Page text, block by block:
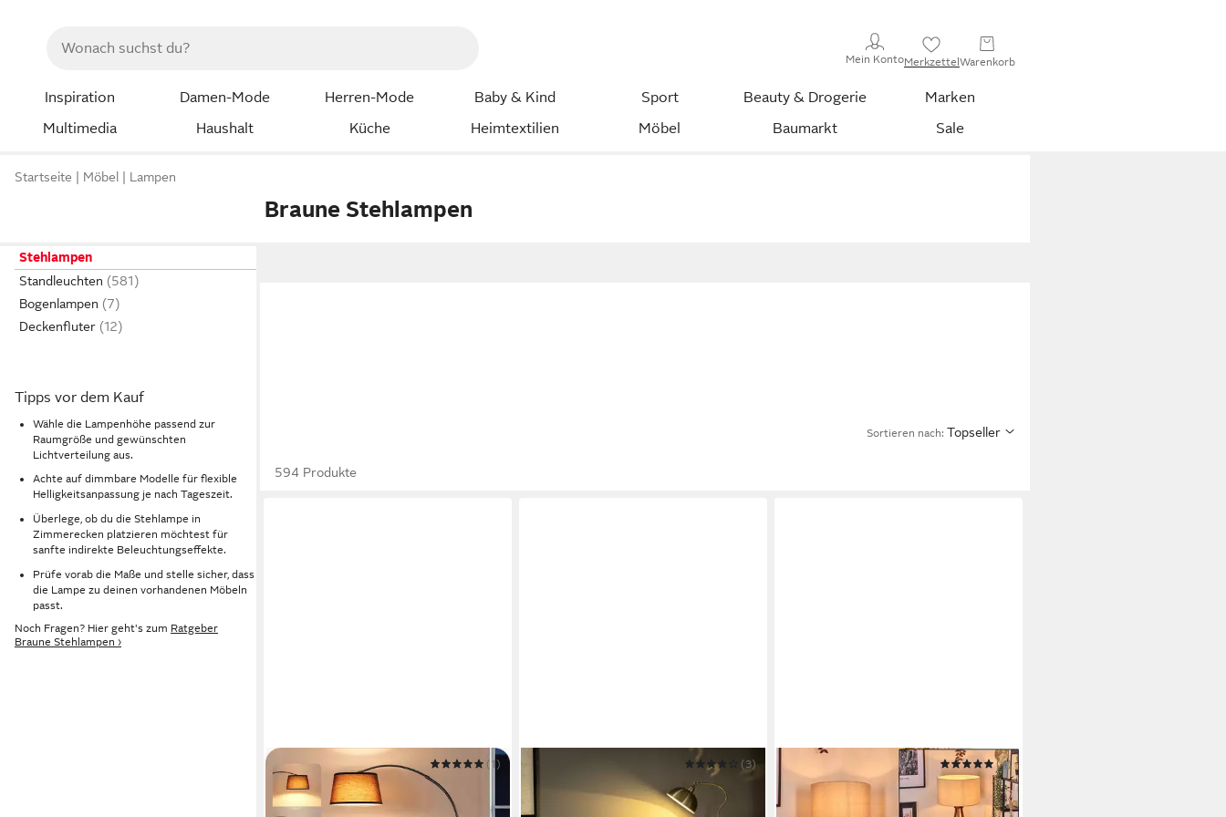
Mein KontoMerkzettelWarenkorb
Inspiration Damen-Mode Herren-Mode Baby & Kind Sport Beauty & Drogerie
Marken
Multimedia
Haushalt Küche Heimtextilien Möbel Baumarkt Sale
Startseite Möbel Lampen
Braune Stehlampen
Stehlampen
Standleuchten
Bogenlampen
Deckenfluter
Tipps vor dem Kauf
Wähle die Lampenhöhe passend zur
Raumgröße und gewünschten
Lichtverteilung aus.
Achte auf dimmbare Modelle für flexible
Helligkeitsanpassung je nach Tageszeit.
Überlege, ob du die Stehlampe in
Zimmerecken platzieren möchtest für
sanfte indirekte Beleuchtungseffekte.
Prüfe vorab die Maße und stelle sicher, dass
die Lampe zu deinen vorhandenen Möbeln
passt.
Noch Fragen? Hier geht's zum Ratgeber
Braune Stehlampen ›
Sortieren nach: Topseller
594 Produkte
EDISHINE
Stehlampe Wohnzimmer dimmbar,
Standleuchte Höhenverstellbar
(1)
HOMCOM
Stehlampe Stehleuchte, Bogenlampe,
verstellbarer Lampenschirm, E27
(3)
Stehlampe Stehlampe aus Holz/Stoff
in Dunkelbraun/Beige/Weiß
(4)